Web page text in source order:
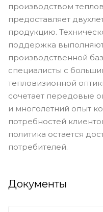
производством
предоставляет
продукцию.
поддержка
производственной
специалисты с
тепловизионной
сочетает передовые
и многолетний опыт
потребностей
политика остается
потребителей.
Документы